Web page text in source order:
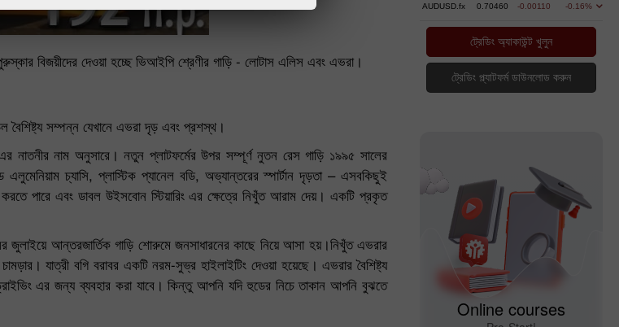
বিজয়ীদের দেওয়া হচ্ছে ভিআইপি শ্রেণীর গাড়ি - লোটাস এলিস এবং এভরা।
বৈশিষ্ট্য সম্পন্ন যেখানে এভরা দৃড় এবং প্রশস্থ।
নাতনীর নাম অনুসারে। নতুন প্লাটফর্মের উপর সম্পূর্ণ নুতন রেস গাড়ি ১৯৯৫ সালের
চ্যাসি, প্লাস্টিক প্যানেল বডি, অভ্যান্তরের স্পার্টান দৃড়তা – এসবকিছুই
করতে পারে এবং ডাবল উইসবোন স্টিয়ারিং এর ক্ষেত্রে নিখুঁত আরাম দেয়। একটি প্রকৃত
আন্তরজার্তিক গাড়ি শোরুমে জনসাধারনের কাছে নিয়ে আসা হয়।নিখুঁত এভরার
যাত্রী বগি বরাবর একটি নরম-সুভ্র হাইলাইটিং দেওয়া হয়েছে। এভরার বৈশিষ্ট্য
এর জন্য ব্যবহার করা যাবে। কিন্তু আপনি যদি হুডের নিচে তাকান আপনি বুঝতে
AUDUSD.fx 0.70460 -0.00110 -0.16%
ট্রেডিং অ্যাকাউন্ট খুলুন
ট্রেডিং প্ল্যাটফর্ম ডাউনলোড করুন
Online courses